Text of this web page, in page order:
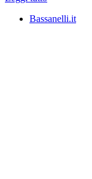
Bassanelli.it